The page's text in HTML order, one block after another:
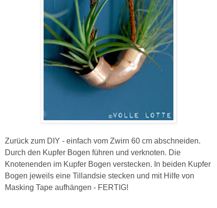
Zurück zum DIY - einfach vom Zwirn 60 cm abschneiden.
Durch den Kupfer Bogen führen und verknoten. Die
Knotenenden im Kupfer Bogen verstecken. In beiden Kupfer
Bogen jeweils eine Tillandsie stecken und mit Hilfe von
Masking Tape aufhängen - FERTIG!